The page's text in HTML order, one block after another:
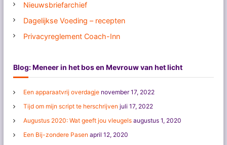
Nieuwsbriefarchief
Dagelijkse Voeding – recepten
Privacyreglement Coach-Inn
Blog: Meneer in het bos en Mevrouw van het licht
Een apparaatvrij overdagje november 17, 2022
Tijd om mijn script te herschrijven juli 17, 2022
Augustus 2020: Wat geeft jou vleugels augustus 1, 2020
Een Bij-zondere Pasen april 12, 2020